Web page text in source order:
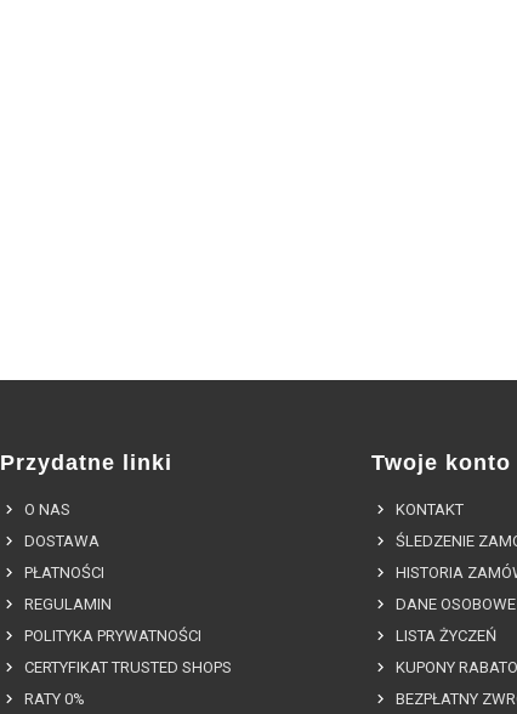
Przydatne linki
O NAS
DOSTAWA
PŁATNOŚCI
REGULAMIN
POLITYKA PRYWATNOŚCI
CERTYFIKAT TRUSTED SHOPS
RATY 0%
Twoje konto
KONTAKT
ŚLEDZENIE
HISTORIA
DANE OSOBOWE
LISTA ŻYCZEŃ
KUPONY
BEZPŁATNY